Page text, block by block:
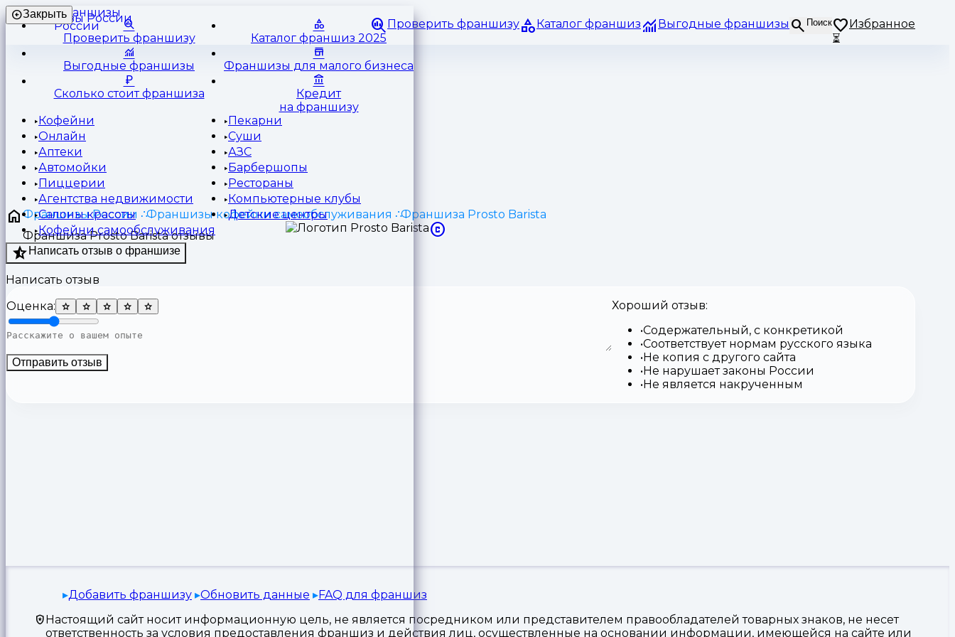
Франшизы
России
Проверить франшизу Каталог франшиз Выгодные франшизы Поиск
Избранное
⏳
Закрыть
Проверить франшизу Каталог франшиз 2025
Выгодные франшизы Франшизы для малого бизнеса
Сколько стоит франшиза
Кредит
на франшизу
Кофейни
Пекарни
Онлайн
Суши
Аптеки
АЗС
Автомойки
Барбершопы
Пиццерии
Рестораны
Агентства недвижимости
Компьютерные клубы
Салоны красоты
Детские центры
Кофейни самообслуживания
Франшизы России Франшизы кофейни самообслуживания
Франшиза Prosto Barista
Франшиза Prosto Barista отзывы
Написать отзыв о франшизе
Написать отзыв
Оценка:
Отправить отзыв
Хороший отзыв:
Содержательный, с конкретикой
Соответствует нормам русского языка
Не копия с другого сайта
Не нарушает законы России
Не является накрученным
Добавить франшизу Обновить данные
FAQ для франшиз
Настоящий сайт носит информационную цель, не является посредником или представителем правообладателей товарных знаков, не несет
ответственность за условия предоставления франшиз и действия лиц, осуществленные на основании информации, имеющейся на сайте или